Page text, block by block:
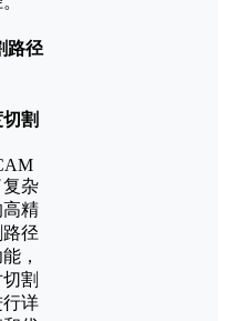
路径
割
杂
精
路径
，
割
行详